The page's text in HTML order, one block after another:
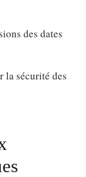
des dates
la sécurité des